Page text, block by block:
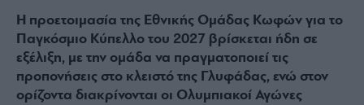
Η προετοιμασία της Εθνικής Ομάδας Κωφών για το
Παγκόσμιο Κύπελλο του 2027 βρίσκεται ήδη σε
εξέλιξη, με την ομάδα να πραγματοποιεί τις
προπονήσεις στο κλειστό της Γλυφάδας, ενώ στον
ορίζοντα διακρίνονται οι Ολυμπιακοί Αγώνες